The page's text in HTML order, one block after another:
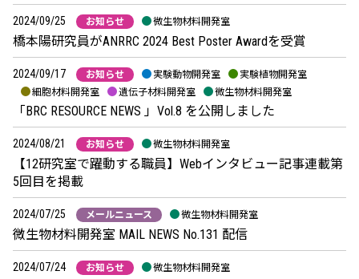
2024/09/25 お知らせ 微生物材料開発室
橋本陽研究員がANRRC 2024 Best Poster Awardを受賞
2024/09/17 お知らせ 実験動物開発室
実験植物開発室
細胞材料開発室
遺伝子材料開発室 微生物材料開発室
「BRC RESOURCE NEWS 」Vol.8 を公開しました
2024/08/21 お知らせ 微生物材料開発室
【12研究室で躍動する職員】Webインタビュー記事連載第
5回目を掲載
2024/07/25 メールニュース 微生物材料開発室
微生物材料開発室 MAIL NEWS No.131 配信
2024/07/24 お知らせ 微生物材料開発室